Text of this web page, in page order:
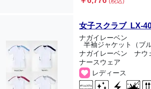
女子スクラブ LX-
ナガイレーベン
半袖ジャケット（ブ
ナガイレーベン ナウ
ナースウェア
レディース